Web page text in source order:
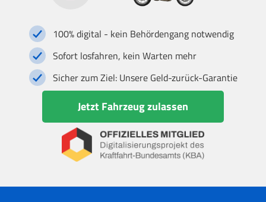
100% digital - kein Behördengang notwendig
Sofort losfahren, kein Warten mehr
Sicher zum Ziel: Unsere Geld-zurück-Garantie
Jetzt Fahrzeug zulassen